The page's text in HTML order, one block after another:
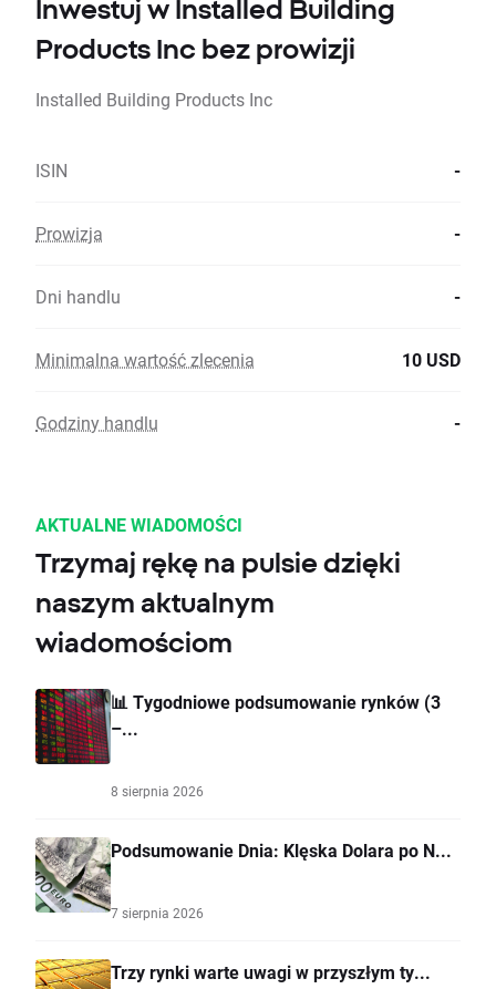
Inwestuj w Installed Building
Products Inc bez prowizji
Installed Building Products Inc
ISIN -
Prowizja -
Dni handlu -
Minimalna wartość zlecenia 10 USD
Godziny handlu -
AKTUALNE WIADOMOŚCI
Trzymaj rękę na pulsie dzięki
naszym aktualnym
wiadomościom
📊 Tygodniowe podsumowanie rynków (3
–...
8 sierpnia 2026
Podsumowanie Dnia: Klęska Dolara po N...
7 sierpnia 2026
Trzy rynki warte uwagi w przyszłym ty...